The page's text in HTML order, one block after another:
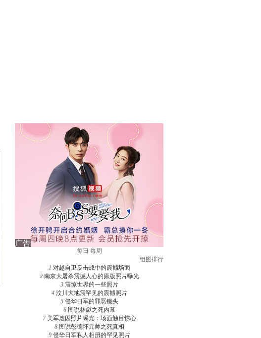
每日 每周
组图排行
1 对越自卫反击战中的震撼场面
2 南京大屠杀震撼人心的原版照片曝光
3 震惊世界的一些照片
4 汶川大地震罕见的震撼照片
5 侵华日军的罪恶镜头
6 图说林彪之死内幕
7 美军虐囚照片曝光：场面触目惊心
8 图说彭德怀元帅之死真相
9 侵华日军私人相册的罕见照片